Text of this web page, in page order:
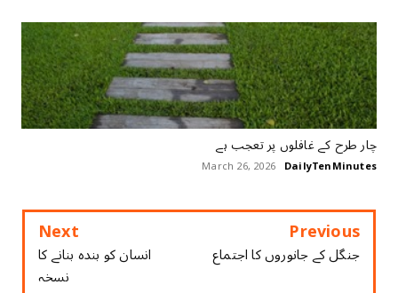
چار طرح کے غافلوں پر تعجب ہے
DailyTenMinutes
March 26, 2026
Previous
جنگل کے جانوروں کا اجتماع
Next
ﺍﻧﺴﺎﻥ ﮐﻮ ﺑﻨﺪﮦ ﺑﻨﺎﻧﮯ ﮐﺎ
ﻧﺴﺨﮧ